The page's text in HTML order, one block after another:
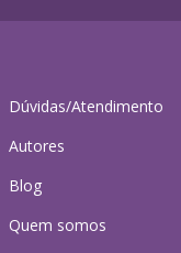
Dúvidas/Atendimento
Autores
Blog
Quem somos